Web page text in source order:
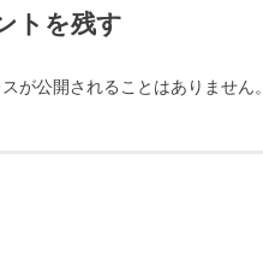
トを残す
が公開されることはありません。